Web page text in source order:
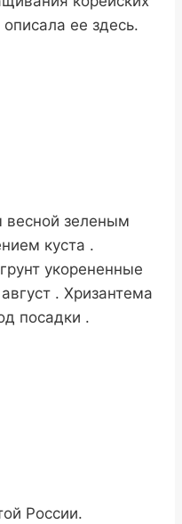
ее здесь.
зеленым
куста .
укорененные
. Хризантема
посадки .
России.